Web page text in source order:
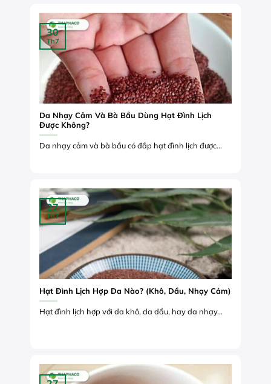
Da Nhạy Cảm Và Bà Bầu Dùng Hạt Đình Lịch
Được Không?
Da nhạy cảm và bà bầu có đắp hạt đình lịch được...
30
Th7
Hạt Đình Lịch Hợp Da Nào? (Khô, Dầu, Nhạy Cảm)
Hạt đình lịch hợp với da khô, da dầu, hay da nhạy...
27
Th7